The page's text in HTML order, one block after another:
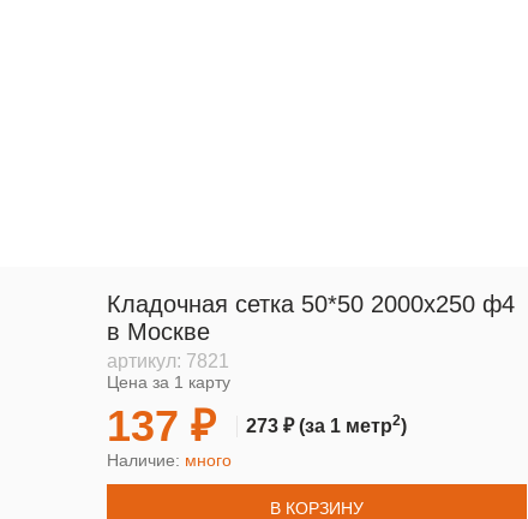
Кладочная сетка 50*50 2000х250 ф4
в Москве
артикул: 7821
Цена за 1 карту
137 ₽ 273 ₽(за 1 метр2)
Наличие: много
В КОРЗИНУ